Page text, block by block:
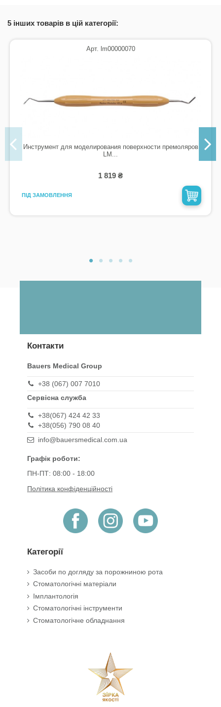
5 інших товарів в цій категорії:
Арт. lm00000070
Инструмент для моделирования поверхности премоляров
LM...
1 819 ₴
ПІД ЗАМОВЛЕННЯ
Контакти
Bauers Medical Group
+38 (067) 007 7010
Сервісна служба
+38(067) 424 42 33
+38(056) 790 08 40
info@bauersmedical.com.ua
Графік роботи:
ПН-ПТ: 08:00 - 18:00
Політика конфіденційності
Категорії
Засоби по догляду за порожниною рота
Стоматологічні матеріали
Імплантологія
Стоматологічні інструменти
Стоматологічне обладнання